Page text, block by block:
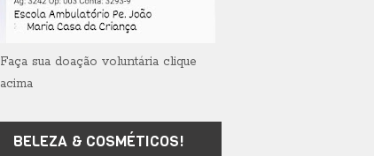
Faça sua doação voluntária clique
acima
BELEZA & COSMÉTICOS!